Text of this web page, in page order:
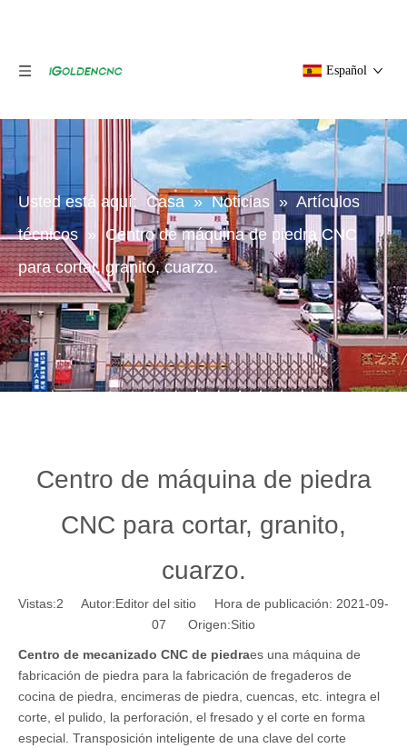
Español
Usted está aquí: Casa » Noticias » Artículos
técnicos » Centro de máquina de piedra CNC
para cortar, granito, cuarzo.
Centro de máquina de piedra
CNC para cortar, granito,
cuarzo.
Vistas:2 Autor:Editor del sitio Hora de publicación: 2021-09-
07 Origen:Sitio
Centro de mecanizado CNC de piedraes una máquina de
fabricación de piedra para la fabricación de fregaderos de
cocina de piedra, encimeras de piedra, cuencas, etc. integra el
corte, el pulido, la perforación, el fresado y el corte en forma
especial. Transposición inteligente de una clave del corte